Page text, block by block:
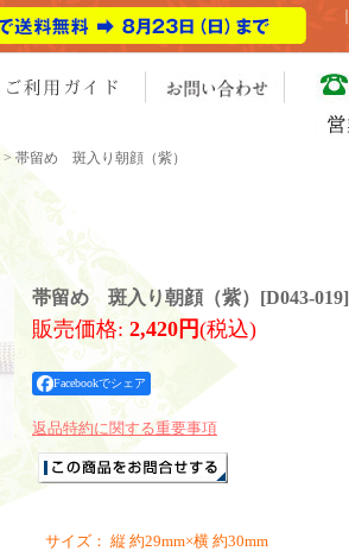
> 帯留め 斑入り朝顔（紫）
帯留め 斑入り朝顔（紫） [D043-019]
販売価格: 2,420円(税込)
Facebookでシェア
返品特約に関する重要事項
サイズ： 縦 約29mm×横 約30mm